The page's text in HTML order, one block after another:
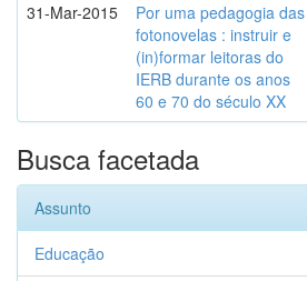
31-Mar-2015
Por uma pedagogia das
fotonovelas : instruir e
(in)formar leitoras do
IERB durante os anos
60 e 70 do século XX
Busca facetada
Assunto
Educação